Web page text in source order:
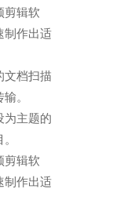
剪辑软
制作出适
文档扫描
。
为主题的
剪辑软
制作出适